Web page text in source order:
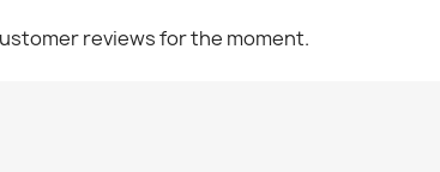
reviews for the moment.